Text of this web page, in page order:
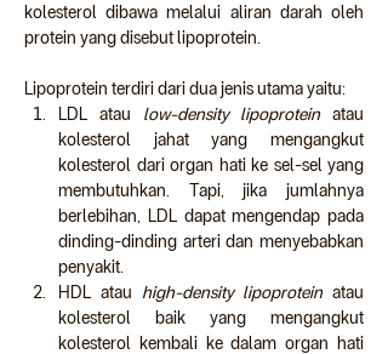
kolesterol dibawa melalui aliran darah oleh
protein yang disebut lipoprotein.
Lipoprotein terdiri dari dua jenis utama yaitu:
LDL atau low-density lipoprotein atau
kolesterol jahat yang mengangkut
kolesterol dari organ hati ke sel-sel yang
membutuhkan. Tapi, jika jumlahnya
berlebihan, LDL dapat mengendap pada
dinding-dinding arteri dan menyebabkan
penyakit.
HDL atau high-density lipoprotein atau
kolesterol baik yang mengangkut
kolesterol kembali ke dalam organ hati